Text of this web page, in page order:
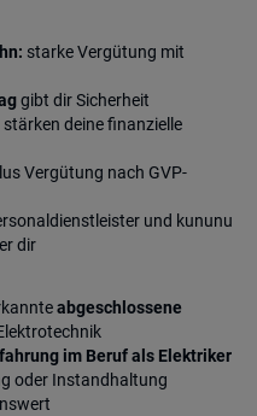
starke Vergütung mit
gibt dir Sicherheit
stärken deine finanzielle
Vergütung nach GVP-
und kununu
dir
abgeschlossene
im Beruf als Elektriker
oder Instandhaltung